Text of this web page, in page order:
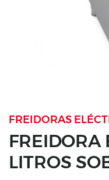
FREIDORAS
FREIDORA
LITROS